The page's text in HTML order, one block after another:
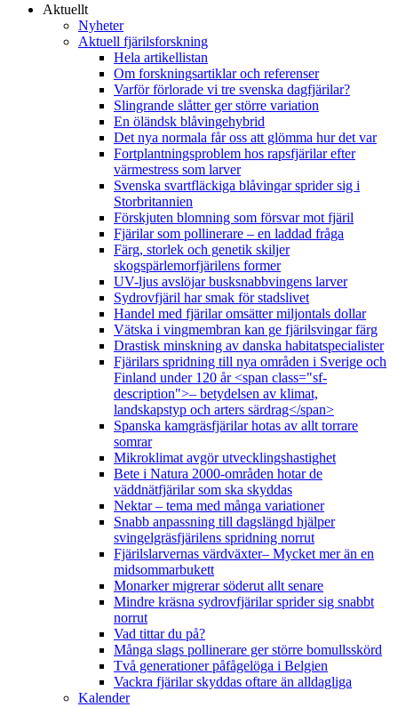
Aktuellt
Nyheter
Aktuell fjärilsforskning
Hela artikellistan
Om forskningsartiklar och referenser
Varför förlorade vi tre svenska dagfjärilar?
Slingrande slåtter ger större variation
En öländsk blåvingehybrid
Det nya normala får oss att glömma hur det var
Fortplantningsproblem hos rapsfjärilar efter
värmestress som larver
Svenska svartfläckiga blåvingar sprider sig i
Storbritannien
Förskjuten blomning som försvar mot fjäril
Fjärilar som pollinerare – en laddad fråga
Färg, storlek och genetik skiljer
skogspärlemorfjärilens former
UV-ljus avslöjar busksnabbvingens larver
Sydrovfjäril har smak för stadslivet
Handel med fjärilar omsätter miljontals dollar
Vätska i vingmembran kan ge fjärilsvingar färg
Drastisk minskning av danska habitatspecialister
Fjärilars spridning till nya områden i Sverige och
Finland under 120 år <span class="sf-
description">– betydelsen av klimat,
landskapstyp och arters särdrag</span>
Spanska kamgräsfjärilar hotas av allt torrare
somrar
Mikroklimat avgör utvecklingshastighet
Bete i Natura 2000-områden hotar de
väddnätfjärilar som ska skyddas
Nektar – tema med många variationer
Snabb anpassning till dagslängd hjälper
svingelgräsfjärilens spridning norrut
Fjärilslarvernas värdväxter– Mycket mer än en
midsommarbukett
Monarker migrerar söderut allt senare
Mindre kräsna sydrovfjärilar sprider sig snabbt
norrut
Vad tittar du på?
Många slags pollinerare ger större bomullsskörd
Två generationer påfågelöga i Belgien
Vackra fjärilar skyddas oftare än alldagliga
Kalender